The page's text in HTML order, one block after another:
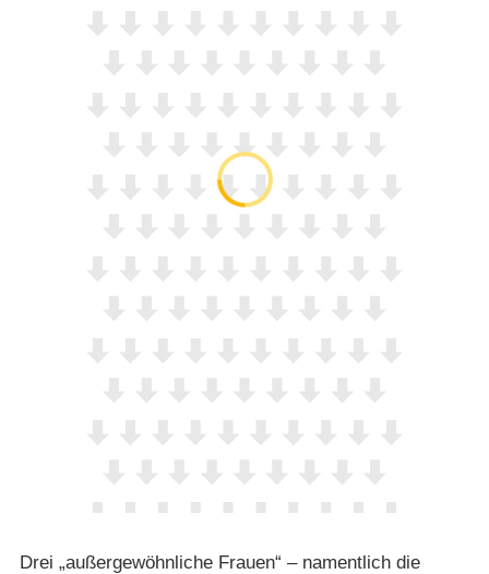
Drei „außergewöhnliche Frauen“ – namentlich die